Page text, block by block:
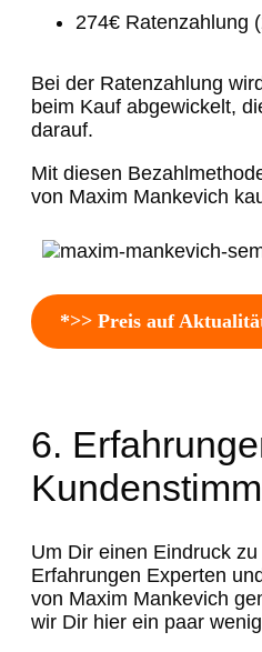
274€ Ratenzahlung
Bei der Ratenzahlung
beim Kauf abgewickelt,
darauf.
Mit diesen
von Maxim Mankevich
*>> Preis auf
6.
Um Dir einen Eindruck
Erfahrungen Experten
von Maxim Mankevich
wir Dir hier ein paar